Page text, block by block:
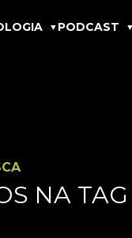
PODCAST
NA TAG